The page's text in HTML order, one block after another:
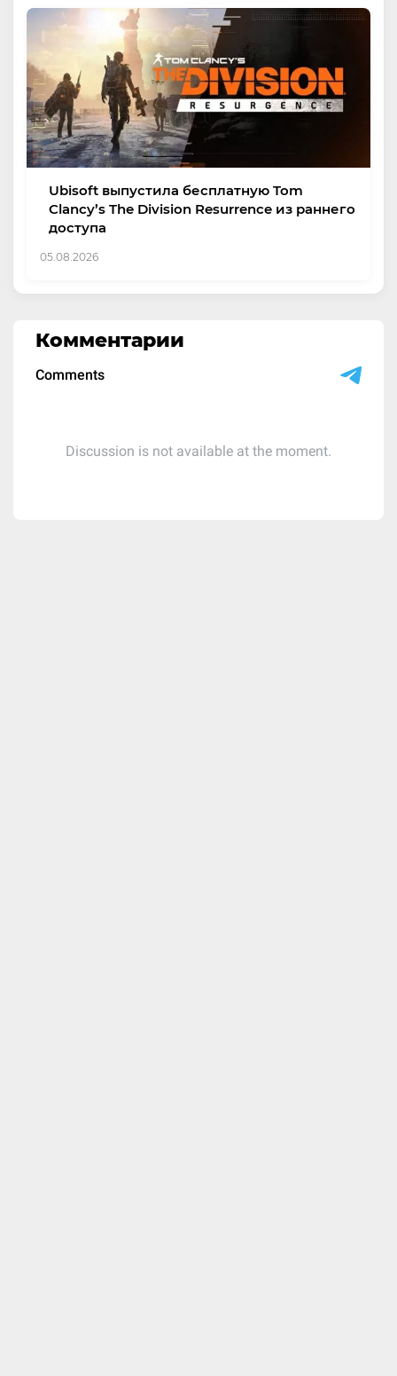
Ubisoft выпустила бесплатную Tom
Clancy’s The Division Resurrence из раннего
доступа
05.08.2026
Комментарии